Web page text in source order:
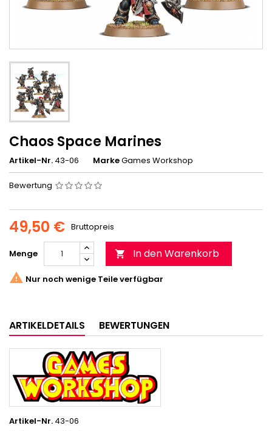
Chaos Space Marines
Artikel-Nr. 43-06 MarkeGames Workshop
Bewertung
49,50 € Bruttopreis
Menge  In den Warenkorb
 Nur noch wenige Teile verfügbar
ARTIKELDETAILS BEWERTUNGEN
Artikel-Nr. 43-06